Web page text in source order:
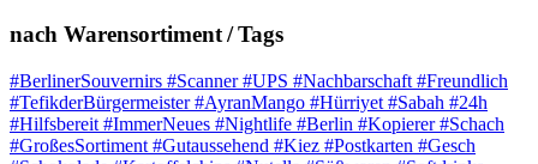
nach Warensortiment / Tags
#BerlinerSouvernirs #Scanner #UPS #Nachbarschaft #Freundlich
#TefikderBürgermeister #AyranMango #Hürriyet #Sabah #24h
#Hilfsbereit #ImmerNeues #Nightlife #Berlin #Kopierer #Schach
#GroßesSortiment #Gutaussehend #Kiez #Postkarten #Gesch